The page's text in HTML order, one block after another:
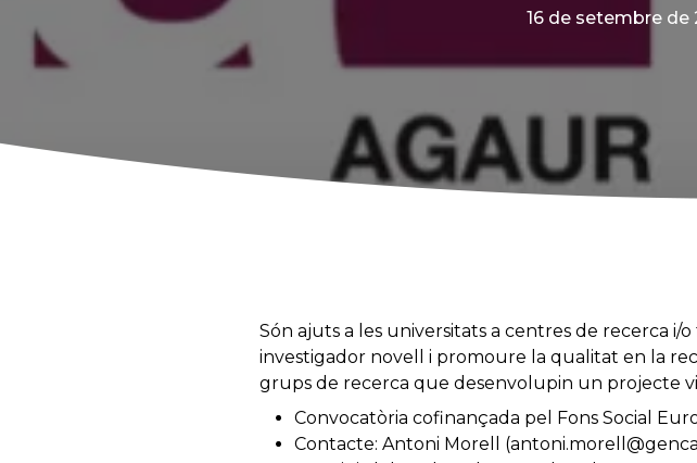
16 de setembre de
Són ajuts a les universitats a centres de recerca
investigador novell i promoure la qualitat en la
grups de recerca que desenvolupin un projecte
Convocatòria cofinançada pel Fons Social
Contacte: Antoni Morell